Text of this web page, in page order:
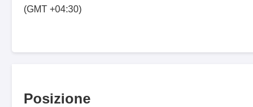
(GMT +04:30)
Posizione